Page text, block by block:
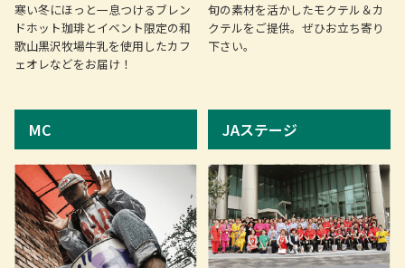
寒い冬にほっと一息つけるブレン
ドホット珈琲とイベント限定の和
歌山黒沢牧場牛乳を使用したカフ
ェオレなどをお届け！
旬の素材を活かしたモクテル＆カ
クテルをご提供。ぜひお立ち寄り
下さい。
MC JAステージ